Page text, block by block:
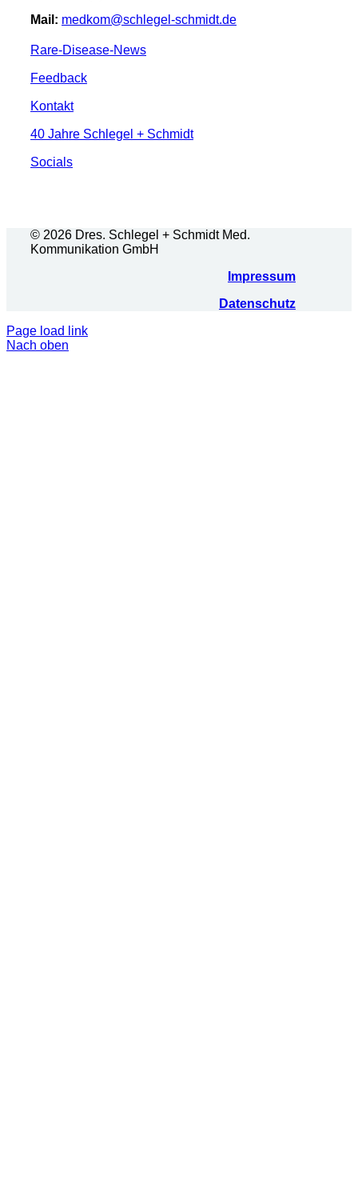
Mail: medkom@schlegel-schmidt.de
Rare-Disease-News
Feedback
Kontakt
40 Jahre Schlegel + Schmidt
Socials
© 2026 Dres. Schlegel + Schmidt Med.
Kommunikation GmbH
Impressum
Datenschutz
Page load link
Nach oben